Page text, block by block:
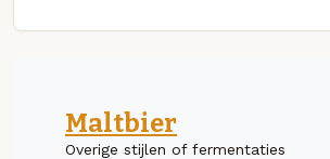
Maltbier
Overige stijlen of fermentaties